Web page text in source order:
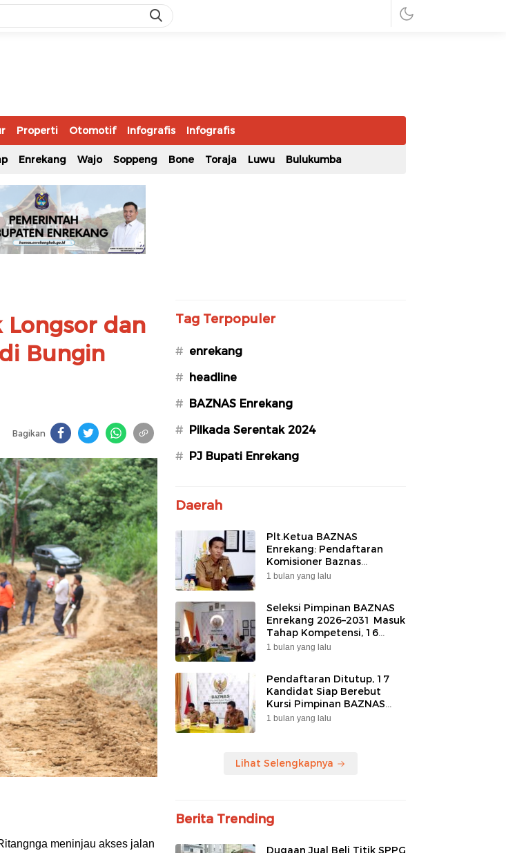
Properti Otomotif Infografis Infografis
Enrekang Wajo Soppeng Bone Toraja Luwu Bulukumba
Longsor dan
Bungin
Bagikan
meninjau akses jalan
Tag Terpopuler
# enrekang
# headline
# BAZNAS Enrekang
# Pilkada Serentak 2024
# PJ Bupati Enrekang
Daerah
Plt.Ketua BAZNAS
Enrekang: Pendaftaran
Komisioner Baznas
Enrekang Periode 2026-
1 bulan yang lalu
Seleksi Pimpinan BAZNAS
Enrekang 2026–2031 Masuk
Tahap Kompetensi, 16
Peserta Lolos Administrasi
1 bulan yang lalu
Pendaftaran Ditutup, 17
Kandidat Siap Berebut
Kursi Pimpinan BAZNAS
Enrekang 2026–2031
1 bulan yang lalu
Lihat Selengkapnya
Berita Trending
Dugaan Jual Beli Titik SPPG